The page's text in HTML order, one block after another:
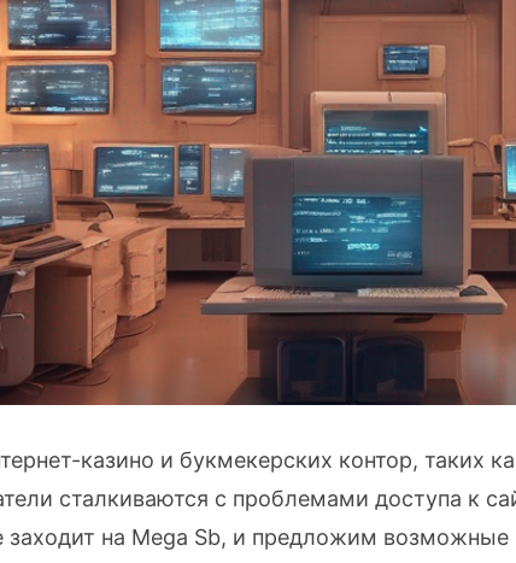
казино и букмекерских контор, таких
сталкиваются с проблемами доступа к
на Mega Sb, и предложим возможные